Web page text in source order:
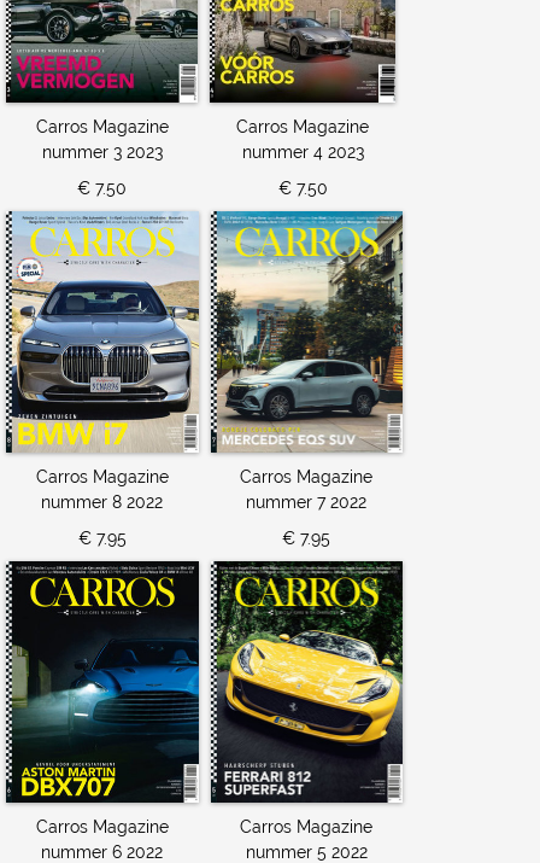
Carros Magazine
nummer 3 2023
€ 7.50
Carros Magazine
nummer 4 2023
€ 7.50
Carros Magazine
nummer 8 2022
€ 7.95
Carros Magazine
nummer 7 2022
€ 7.95
Carros Magazine
nummer 6 2022
Carros Magazine
nummer 5 2022